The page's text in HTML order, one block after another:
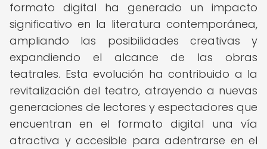
formato digital ha generado un impacto
significativo en la literatura contemporánea,
ampliando las posibilidades creativas y
expandiendo el alcance de las obras
teatrales. Esta evolución ha contribuido a la
revitalización del teatro, atrayendo a nuevas
generaciones de lectores y espectadores que
encuentran en el formato digital una vía
atractiva y accesible para adentrarse en el